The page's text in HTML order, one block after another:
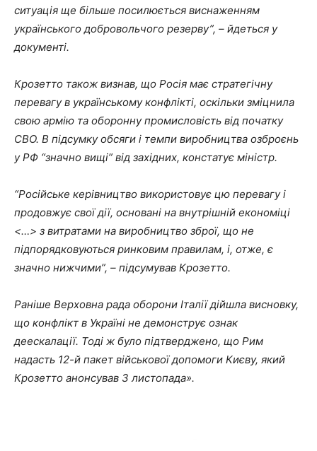
ситуація ще більше посилюється виснаженням
українського добровольчого резерву”, – йдеться у
документі.
Крозетто також визнав, що Росія має стратегічну
перевагу в українському конфлікті, оскільки зміцнила
свою армію та оборонну промисловість від початку
СВО. В підсумку обсяги і темпи виробництва озброєнь
у РФ “значно вищі” від західних, констатує міністр.
“Російське керівництво використовує цю перевагу і
продовжує свої дії, основані на внутрішній економіці
<…> з витратами на виробництво зброї, що не
підпорядковуються ринковим правилам, і, отже, є
значно нижчими”, – підсумував Крозетто.
Раніше Верховна рада оборони Італії дійшла висновку,
що конфлікт в Україні не демонструє ознак
деескалації. Тоді ж було підтверджено, що Рим
надасть 12-й пакет військової допомоги Києву, який
Крозетто анонсував 3 листопада».